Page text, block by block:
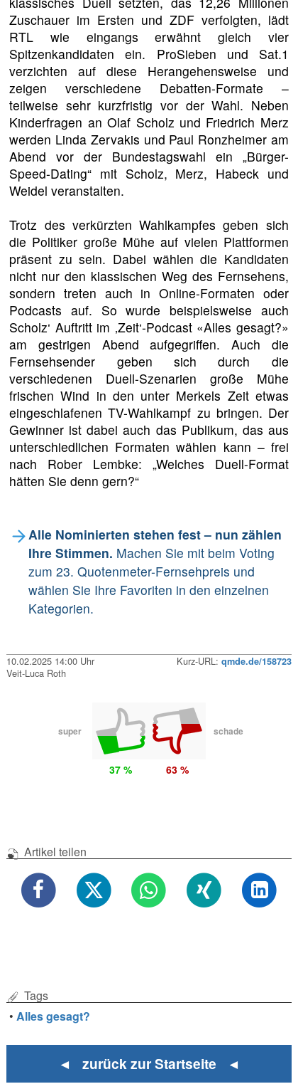
Zuschauer im Ersten und ZDF verfolgten, lädt
RTL wie eingangs erwähnt gleich vier
Spitzenkandidaten ein. ProSieben und Sat.1
verzichten auf diese Herangehensweise und
zeigen verschiedene Debatten-Formate –
teilweise sehr kurzfristig vor der Wahl. Neben
Kinderfragen an Olaf Scholz und Friedrich Merz
werden Linda Zervakis und Paul Ronzheimer am
Abend vor der Bundestagswahl ein „Bürger-
Speed-Dating“ mit Scholz, Merz, Habeck und
Weidel veranstalten.
Trotz des verkürzten Wahlkampfes geben sich
die Politiker große Mühe auf vielen Plattformen
präsent zu sein. Dabei wählen die Kandidaten
nicht nur den klassischen Weg des Fernsehens,
sondern treten auch in Online-Formaten oder
Podcasts auf. So wurde beispielsweise auch
Scholz‘ Auftritt im ‚Zeit‘-Podcast «Alles gesagt?»
am gestrigen Abend aufgegriffen. Auch die
Fernsehsender geben sich durch die
verschiedenen Duell-Szenarien große Mühe
frischen Wind in den unter Merkels Zeit etwas
eingeschlafenen TV-Wahlkampf zu bringen. Der
Gewinner ist dabei auch das Publikum, das aus
unterschiedlichen Formaten wählen kann – frei
nach Rober Lembke: „Welches Duell-Format
hätten Sie denn gern?“
Alle Nominierten stehen fest – nun zählen
Ihre Stimmen. Machen Sie mit beim Voting
zum 23. Quotenmeter-Fernsehpreis und
wählen Sie Ihre Favoriten in den einzelnen
Kategorien.
10.02.2025 14:00 Uhr Kurz-URL: qmde.de/158723
Veit-Luca Roth
super schade
37 % 63 %
Artikel teilen
Tags
•Alles gesagt?
◄ zurück zur Startseite ◄